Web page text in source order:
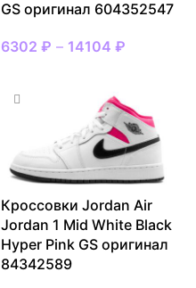
GS оригинал 604352547
6302 ₽ – 14104 ₽
Кроссовки Jordan Air
Jordan 1 Mid White Black
Hyper Pink GS оригинал
84342589